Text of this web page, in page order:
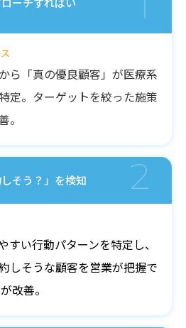
1
ら「真の優良顧客」が医療系
定。ターゲットを絞った施策
。
そう？」を検知 2
すい行動パターンを特定し、
しそうな顧客を営業が把握で
改善。